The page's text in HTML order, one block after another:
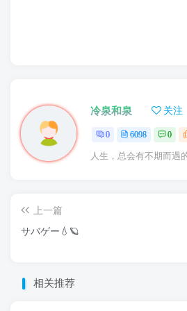
冷泉和泉 关注
0 6098 0
人生，总会有不期而遇
上一篇
サバゲー💧🪐
相关推荐